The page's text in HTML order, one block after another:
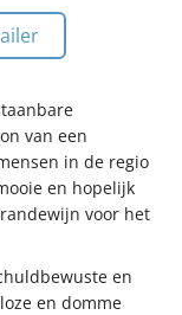
van een
in de regio
en hopelijk
voor het
en
en domme